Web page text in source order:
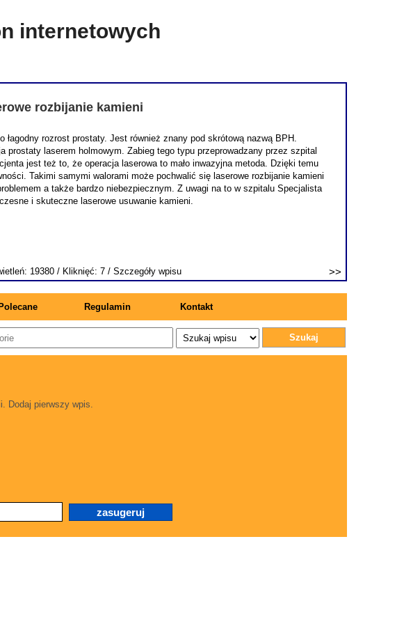
internetowych
rozbijanie kamieni
łagodny rozrost prostaty. Jest również znany pod skrótową nazwą BPH.
prostaty laserem holmowym. Zabieg tego typu przeprowadzany przez szpital
jest też to, że operacja laserowa to mało inwazyjna metoda. Dzięki temu
Takimi samymi walorami może pochwalić się laserowe rozbijanie kamieni
a także bardzo niebezpiecznym. Z uwagi na to w szpitalu Specjalista
i skuteczne laserowe usuwanie kamieni.
19380 / Kliknięć: 7 / Szczegóły wpisu
Polecane Regulamin Kontakt
Szukaj
Dodaj pierwszy wpis.